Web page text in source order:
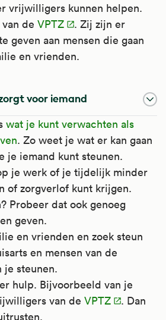
vrijwilligers kunnen helpen.
de VPTZ
. Zij zijn er
geven aan mensen die gaan
en vrienden.
voor iemand
wat je kunt verwachten als
. Zo weet je wat er kan gaan
je iemand kunt steunen.
je werk of je tijdelijk minder
of zorgverlof kunt krijgen.
Probeer dat ook genoeg
geven.
en vrienden en zoek steun
en mensen van de
je steunen.
hulp. Bijvoorbeeld van je
van de VPTZ
. Dan